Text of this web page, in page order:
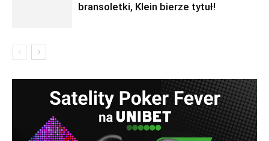
bransoletki, Klein bierze tytuł!